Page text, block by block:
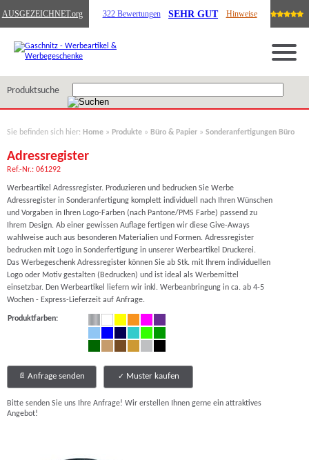
AUSGEZEICHNET.org 322 Bewertungen SEHR GUT Hinweise
Produktsuche
Sie befinden sich hier: Home » Produkte » Büro & Papier » Sonderanfertigungen Büro
Adressregister
Ref.-Nr.: 061292
Werbeartikel Adressregister. Produzieren und bedrucken Sie Werbe
Adressregister in Sonderanfertigung komplett individuell nach Ihren Wünschen
und Vorgaben in Ihren Logo-Farben (nach Pantone/PMS Farbe) passend zu
Ihrem Design. Ab einer gewissen Auflage fertigen wir diese Give-Aways
wahlweise auch aus besonderen Materialien und Formen. Adressregister
bedrucken mit Logo in Sonderfertigung in unserer Werbeartikel Druckerei.
Das Werbegeschenk Adressregister können Sie ab Stk. mit Ihrem individuellen
Logo oder Motiv gestalten (Bedrucken) und ist ideal als Werbemittel
einsetzbar. Den Werbeartikel liefern wir inkl. Werbeanbringung in ca. ab 4-5
Wochen - Express-Lieferzeit auf Anfrage.
Produktfarben:
Anfrage senden Muster kaufen
Bitte senden Sie uns Ihre Anfrage! Wir erstellen Ihnen gerne ein attraktives
Angebot!